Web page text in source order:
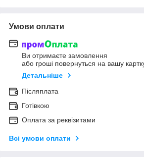
Умови оплати
Ви отримаєте замовлення
або гроші повернуться на вашу
Детальніше
Післяплата
Готівкою
Оплата за реквізитами
Всі умови оплати